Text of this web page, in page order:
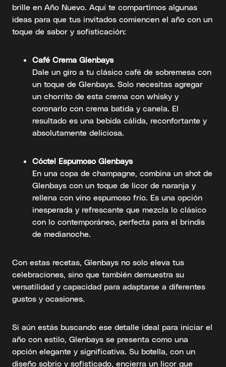
brille en Año Nuevo. Aquí te compartimos algunas
ideas para que tus invitados comiencen el año con un
toque de sabor y sofisticación:
Café Crema Glenbays
Dale un giro a tu clásico café de sobremesa con
un toque de Glenbays. Solo necesitas agregar
un chorrito de esta crema con whisky y
coronarlo con crema batida y canela. El
resultado es una bebida cálida, reconfortante y
absolutamente deliciosa.
Cóctel Espumoso Glenbays
En una copa de champagne, combina un shot de
Glenbays con un toque de licor de naranja y
rellena con vino espumoso frío. Es una opción
inesperada y refrescante que mezcla lo clásico
con lo contemporáneo, perfecta para el brindis
de medianoche.
Con estas recetas, Glenbays no solo eleva tus
celebraciones, sino que también demuestra su
versatilidad y capacidad para adaptarse a diferentes
gustos y ocasiones.
Si aún estás buscando ese detalle ideal para iniciar el
año con estilo, Glenbays se presenta como una
opción elegante y significativa. Su botella, con un
diseño sobrio y sofisticado, encierra un licor que